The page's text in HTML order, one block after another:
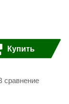
Купить
сравнение